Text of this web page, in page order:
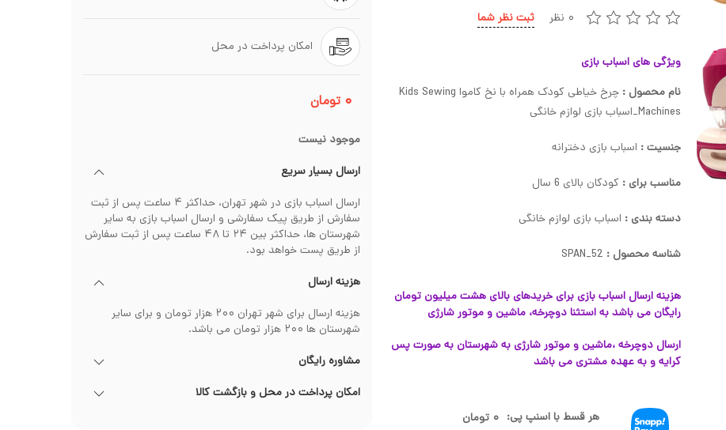
۰ نظر ثبت نظر شما
ویژگی های اسباب بازی
نام محصول :
چرخ خیاطی کودک همراه با نخ کاموا Kids Sewing
Machines_اسباب بازی لوازم خانگی
جنسیت : اسباب بازی دخترانه
مناسب برای : کودکان بالای 6 سال
دسته بندی : اسباب بازی لوازم خانگی
شناسه محصول : SPAN_52
هزینه ارسال اسباب بازی برای خریدهای بالای هشت میلیون تومان
رایگان می باشد به استثنا دوچرخه، ماشین و موتور شارژی
ارسال دوچرخه ،ماشین و موتور شارژی به شهرستان به صورت پس
کرایه و به عهده مشتری می باشد
هر قسط با اسنپ پی: ۰ تومان
امکان پرداخت در محل
۰ تومان
موجود نیست
ارسال بسیار سریع
ارسال اسباب بازی در شهر تهران، حداکثر ۴ ساعت پس از ثبت
سفارش از طریق پیک سفارشی و ارسال اسباب بازی به سایر
شهرستان ها، حداکثر بین ۲۴ تا ۴۸ ساعت پس از ثبت سفارش
از طریق پست خواهد بود.
هزینه ارسال
هزینه ارسال برای شهر تهران ۲۰۰ هزار تومان و برای سایر
شهرستان ها ۲۰۰ هزار تومان می باشد.
مشاوره رایگان
امکان پرداخت در محل و بازگشت کالا